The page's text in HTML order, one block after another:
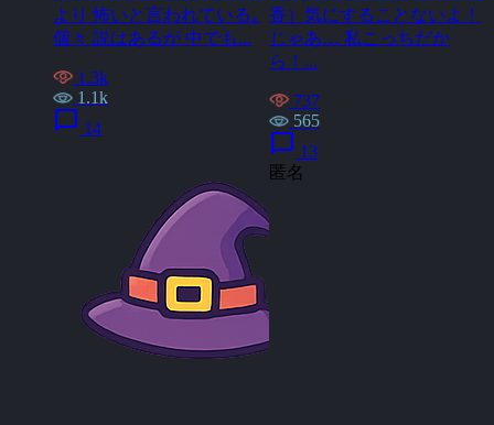
より 怖いと言われている｡
個々 説はあるが 中でも...
1.3k
1.1k
chat_bubble 14
香）気にすることないよ！
じゃあ… 私こっちだか
ら！...
737
565
chat_bubble 13
匿名